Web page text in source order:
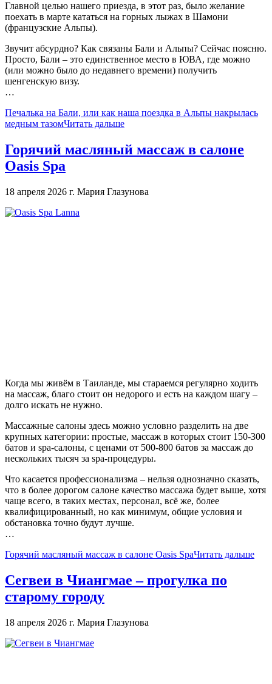
Главной целью нашего приезда, в этот раз, было желание
поехать в марте кататься на горных лыжах в Шамони
(французские Альпы).
Звучит абсурдно? Как связаны Бали и Альпы? Сейчас поясню.
Просто, Бали – это единственное место в ЮВА, где можно
(или можно было до недавнего времени) получить
шенгенскую визу.
…
Печалька на Бали, или как наша поездка в Альпы накрылась
медным тазомЧитать дальше
Горячий масляный массаж в салоне
Oasis Spa
18 апреля 2026 г. Мария Глазунова
Когда мы живём в Таиланде, мы стараемся регулярно ходить
на массаж, благо стоит он недорого и есть на каждом шагу –
долго искать не нужно.
Массажные салоны здесь можно условно разделить на две
крупных категории: простые, массаж в которых стоит 150-300
батов и spa-салоны, с ценами от 500-800 батов за массаж до
нескольких тысяч за spa-процедуры.
Что касается профессионализма – нельзя однозначно сказать,
что в более дорогом салоне качество массажа будет выше, хотя
чаще всего, в таких местах, персонал, всё же, более
квалифицированный, но как минимум, общие условия и
обстановка точно будут лучше.
…
Горячий масляный массаж в салоне Oasis SpaЧитать дальше
Сегвеи в Чиангмае – прогулка по
старому городу
18 апреля 2026 г. Мария Глазунова